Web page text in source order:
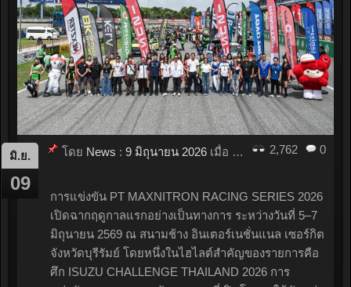
มิ.ย.
09
0
2,762
โดย News : 9 มิถุนายน 2026 เมื่อ 09:08
การแข่งขัน PT MAXNITRON RACING SERIES 2026
เปิดฉากฤดูกาลแรกอย่างเป็นทางการ ระหว่างวันที่ 5–7
มิถุนายน 2569 ณ สนามช้าง อินเตอร์เนชั่นแนล เซอร์กิต
จังหวัดบุรีรัมย์ โดยหนึ่งในไฮไลต์สำคัญของรายการคือ
ศึก ISUZU CHALLENGE THAILAND 2026 การ